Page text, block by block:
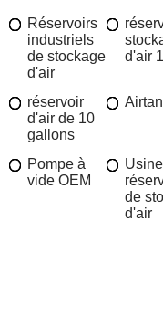
Réservoirs
industriels
de stockage
d'air
d'air
réservoir
d'air de 10
gallons
Pompe à
vide OEM
de
d'air